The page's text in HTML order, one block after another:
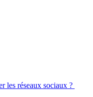
les réseaux sociaux ?